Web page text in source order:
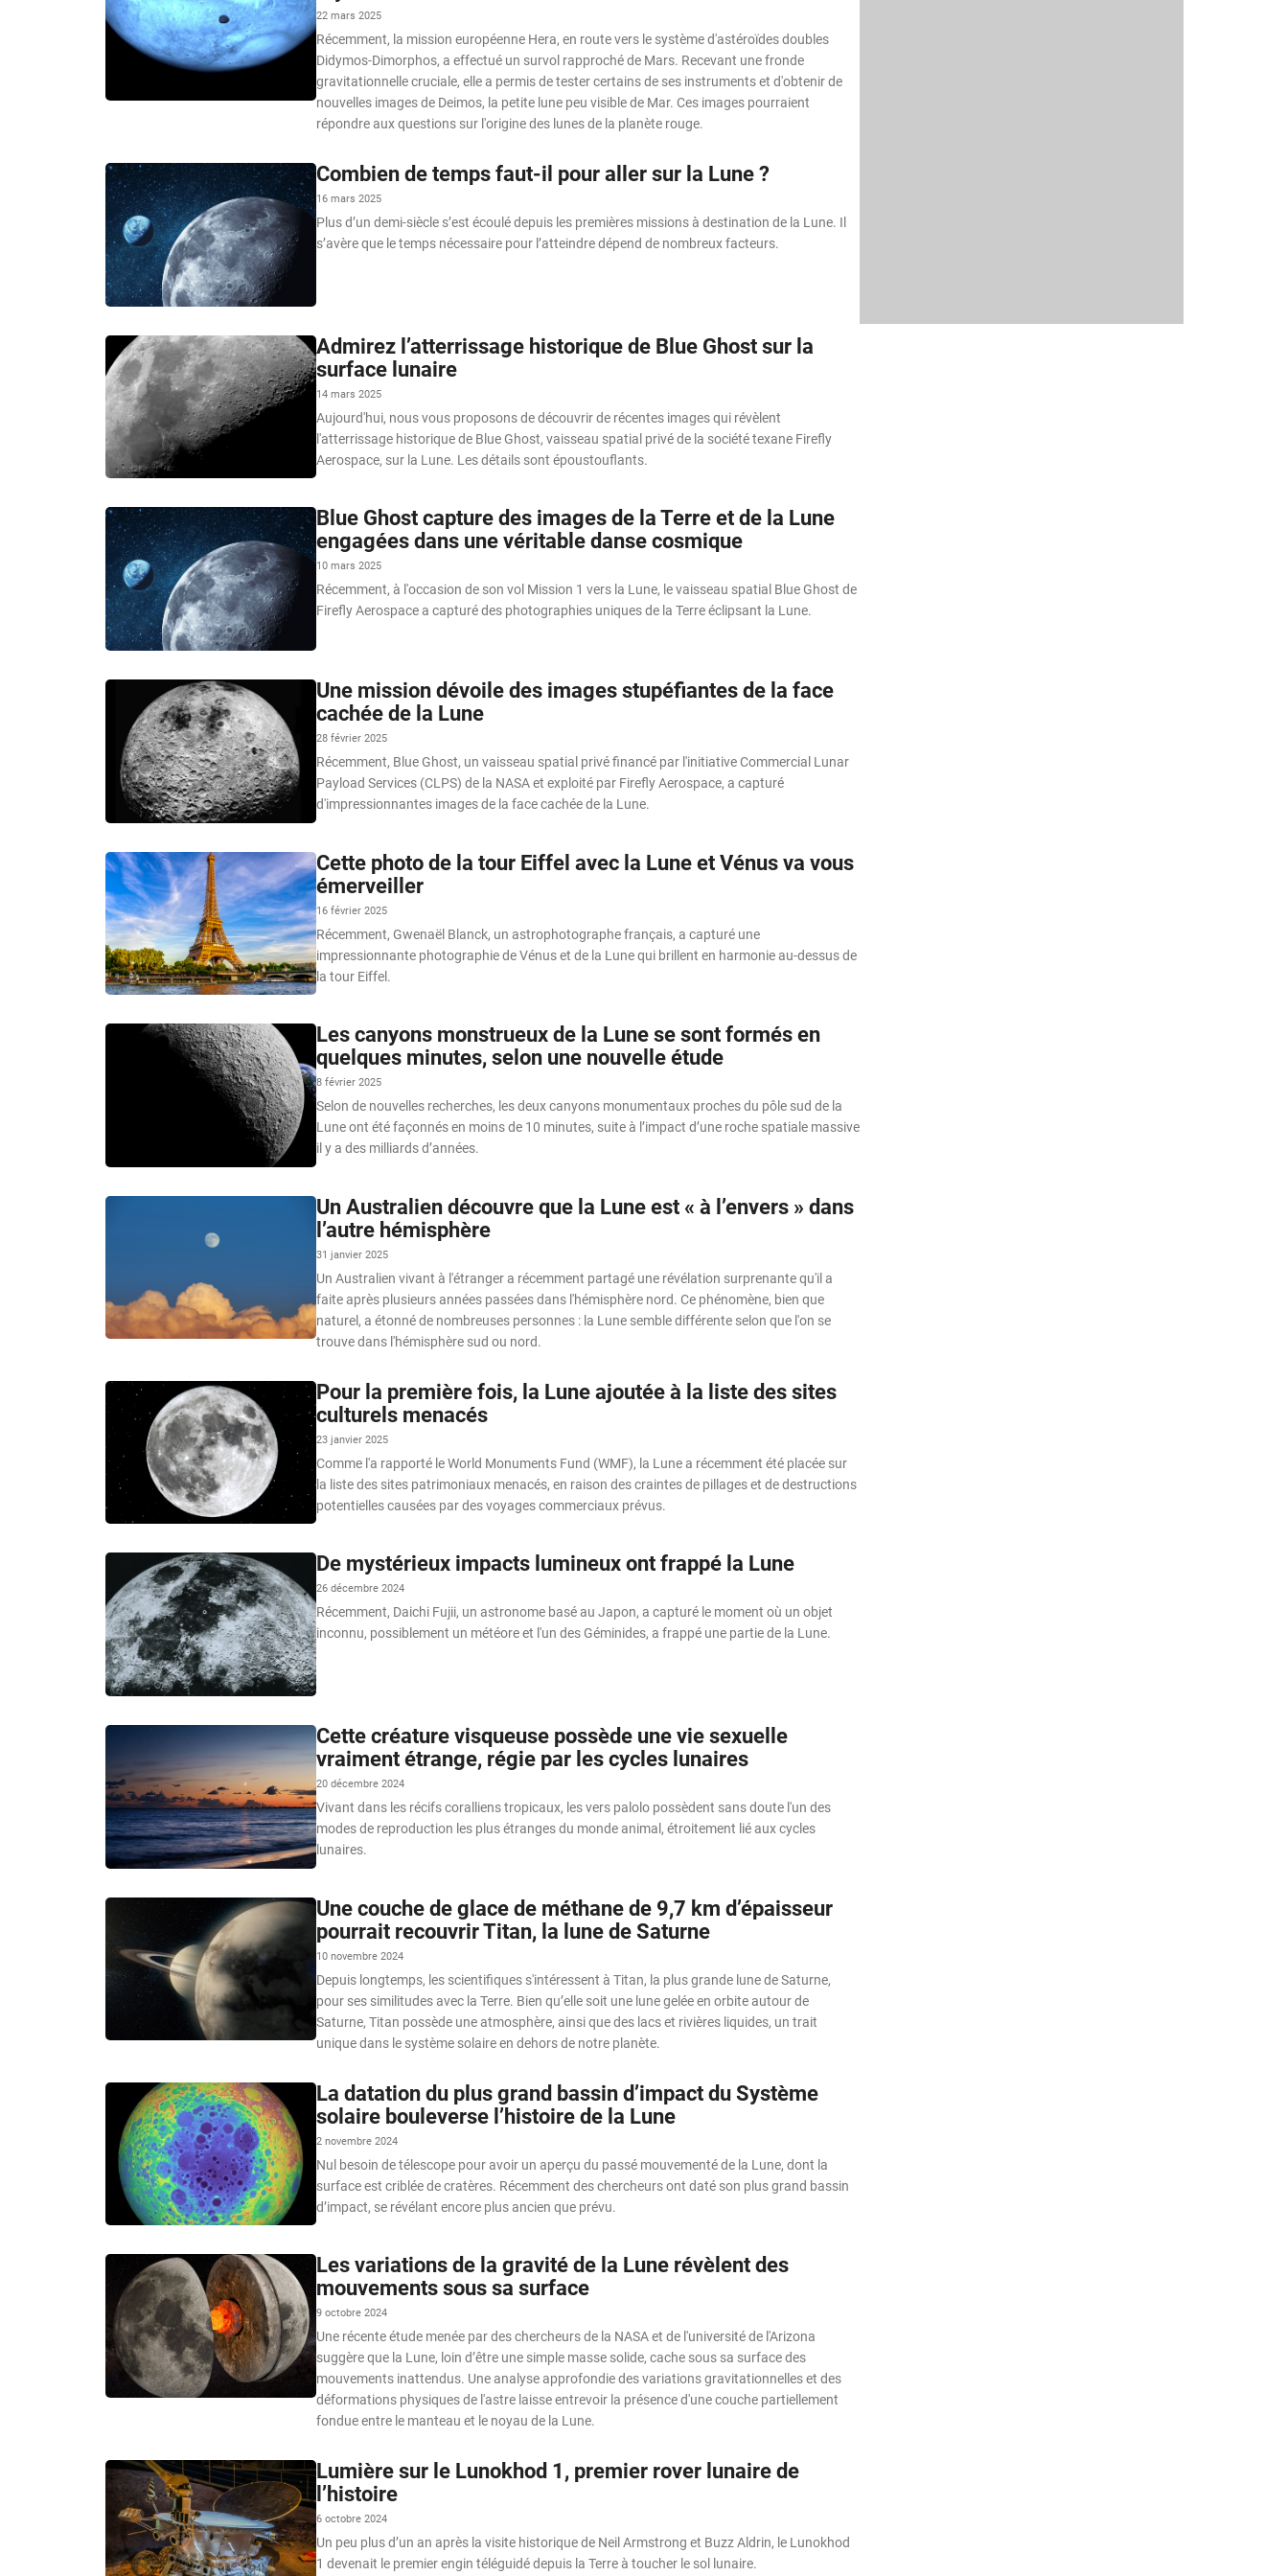
22 mars 2025
Récemment, la mission européenne Hera, en route vers le système d'astéroïdes doubles
Didymos-Dimorphos, a effectué un survol rapproché de Mars. Recevant une fronde
gravitationnelle cruciale, elle a permis de tester certains de ses instruments et d'obtenir de
nouvelles images de Deimos, la petite lune peu visible de Mar. Ces images pourraient
répondre aux questions sur l'origine des lunes de la planète rouge.
Combien de temps faut-il pour aller sur la Lune ?
16 mars 2025
Plus d’un demi-siècle s’est écoulé depuis les premières missions à destination de la Lune. Il
s’avère que le temps nécessaire pour l’atteindre dépend de nombreux facteurs.
Admirez l’atterrissage historique de Blue Ghost sur la
surface lunaire
14 mars 2025
Aujourd'hui, nous vous proposons de découvrir de récentes images qui révèlent
l'atterrissage historique de Blue Ghost, vaisseau spatial privé de la société texane Firefly
Aerospace, sur la Lune. Les détails sont époustouflants.
Blue Ghost capture des images de la Terre et de la Lune
engagées dans une véritable danse cosmique
10 mars 2025
Récemment, à l'occasion de son vol Mission 1 vers la Lune, le vaisseau spatial Blue Ghost de
Firefly Aerospace a capturé des photographies uniques de la Terre éclipsant la Lune.
Une mission dévoile des images stupéfiantes de la face
cachée de la Lune
28 février 2025
Récemment, Blue Ghost, un vaisseau spatial privé financé par l'initiative Commercial Lunar
Payload Services (CLPS) de la NASA et exploité par Firefly Aerospace, a capturé
d'impressionnantes images de la face cachée de la Lune.
Cette photo de la tour Eiffel avec la Lune et Vénus va vous
émerveiller
16 février 2025
Récemment, Gwenaël Blanck, un astrophotographe français, a capturé une
impressionnante photographie de Vénus et de la Lune qui brillent en harmonie au-dessus de
la tour Eiffel.
Les canyons monstrueux de la Lune se sont formés en
quelques minutes, selon une nouvelle étude
8 février 2025
Selon de nouvelles recherches, les deux canyons monumentaux proches du pôle sud de la
Lune ont été façonnés en moins de 10 minutes, suite à l’impact d’une roche spatiale massive
il y a des milliards d’années.
Un Australien découvre que la Lune est « à l’envers » dans
l’autre hémisphère
31 janvier 2025
Un Australien vivant à l'étranger a récemment partagé une révélation surprenante qu'il a
faite après plusieurs années passées dans l'hémisphère nord. Ce phénomène, bien que
naturel, a étonné de nombreuses personnes : la Lune semble différente selon que l'on se
trouve dans l'hémisphère sud ou nord.
Pour la première fois, la Lune ajoutée à la liste des sites
culturels menacés
23 janvier 2025
Comme l'a rapporté le World Monuments Fund (WMF), la Lune a récemment été placée sur
la liste des sites patrimoniaux menacés, en raison des craintes de pillages et de destructions
potentielles causées par des voyages commerciaux prévus.
De mystérieux impacts lumineux ont frappé la Lune
26 décembre 2024
Récemment, Daichi Fujii, un astronome basé au Japon, a capturé le moment où un objet
inconnu, possiblement un météore et l'un des Géminides, a frappé une partie de la Lune.
Cette créature visqueuse possède une vie sexuelle
vraiment étrange, régie par les cycles lunaires
20 décembre 2024
Vivant dans les récifs coralliens tropicaux, les vers palolo possèdent sans doute l'un des
modes de reproduction les plus étranges du monde animal, étroitement lié aux cycles
lunaires.
Une couche de glace de méthane de 9,7 km d’épaisseur
pourrait recouvrir Titan, la lune de Saturne
10 novembre 2024
Depuis longtemps, les scientifiques s'intéressent à Titan, la plus grande lune de Saturne,
pour ses similitudes avec la Terre. Bien qu’elle soit une lune gelée en orbite autour de
Saturne, Titan possède une atmosphère, ainsi que des lacs et rivières liquides, un trait
unique dans le système solaire en dehors de notre planète.
La datation du plus grand bassin d’impact du Système
solaire bouleverse l’histoire de la Lune
2 novembre 2024
Nul besoin de télescope pour avoir un aperçu du passé mouvementé de la Lune, dont la
surface est criblée de cratères. Récemment des chercheurs ont daté son plus grand bassin
d’impact, se révélant encore plus ancien que prévu.
Les variations de la gravité de la Lune révèlent des
mouvements sous sa surface
9 octobre 2024
Une récente étude menée par des chercheurs de la NASA et de l'université de l'Arizona
suggère que la Lune, loin d’être une simple masse solide, cache sous sa surface des
mouvements inattendus. Une analyse approfondie des variations gravitationnelles et des
déformations physiques de l'astre laisse entrevoir la présence d'une couche partiellement
fondue entre le manteau et le noyau de la Lune.
Lumière sur le Lunokhod 1, premier rover lunaire de
l’histoire
6 octobre 2024
Un peu plus d’un an après la visite historique de Neil Armstrong et Buzz Aldrin, le Lunokhod
1 devenait le premier engin téléguidé depuis la Terre à toucher le sol lunaire.